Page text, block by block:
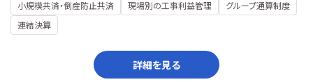
小規模共済・倒産防止共済
現場別の工事利益管理
グループ通算制度
連結決算
詳細を見る